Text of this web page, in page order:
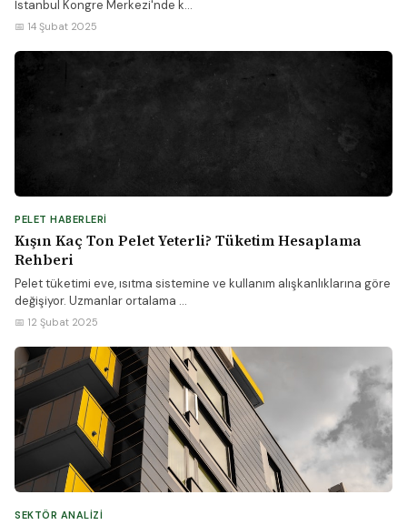
İstanbul Kongre Merkezi'nde k...
📅 14 Şubat 2025
PELET HABERLERI
Kışın Kaç Ton Pelet Yeterli? Tüketim Hesaplama
Rehberi
Pelet tüketimi eve, ısıtma sistemine ve kullanım alışkanlıklarına göre
değişiyor. Uzmanlar ortalama ...
📅 12 Şubat 2025
SEKTÖR ANALIZI